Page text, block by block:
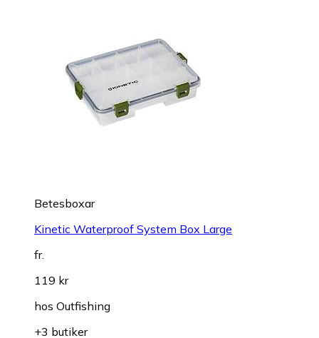
Betesboxar
Kinetic Waterproof System Box Large
fr.
119 kr
hos Outfishing
+3 butiker